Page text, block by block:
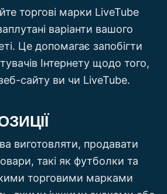
торгові марки LiveTube
варіанти вашого
Це допомагає запобігти
Інтернету щодо того,
сайту ви чи LiveTube.
виготовляти, продавати
такі як футболки та
торговими марками